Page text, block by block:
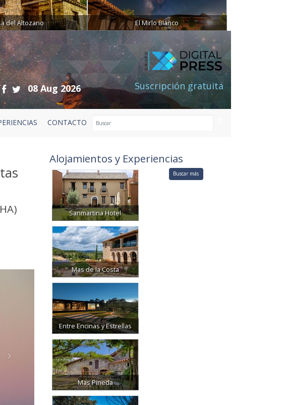
del Altozano El Mirlo Blanco
08 Aug 2026 Suscripción gratuita
CONTACTO
Alojamientos y Experiencias
Sanmartina Hotel
Mas de la Costa
Entre Encinas y Estrellas
Mas Pineda
Buscar más